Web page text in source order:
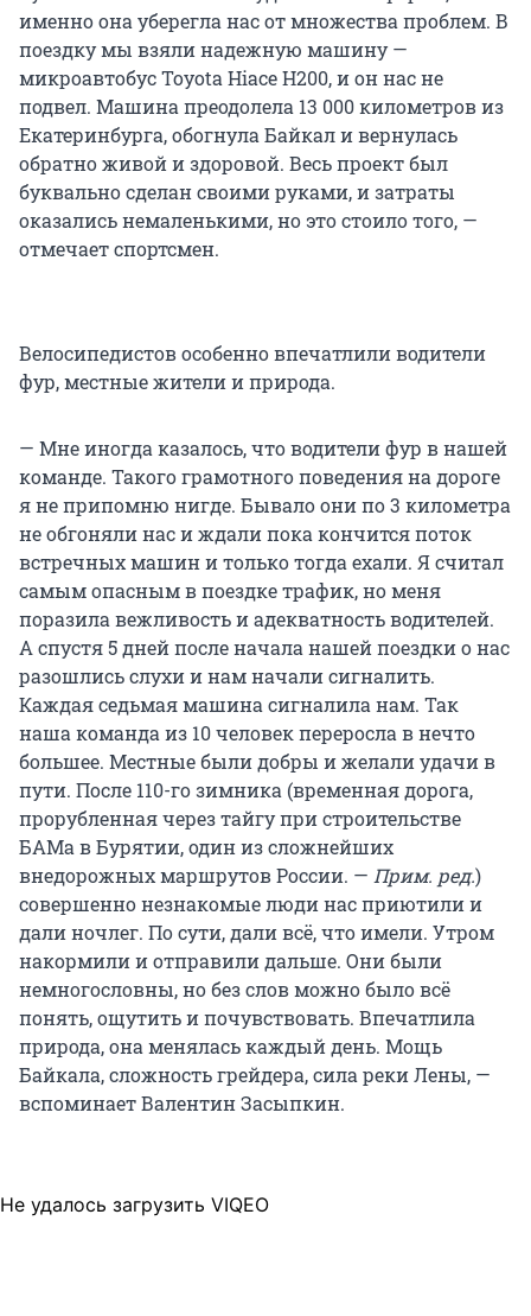
именно она уберегла нас от множества проблем. В
поездку мы взяли надежную машину —
микроавтобус Toyota Hiace H200, и он нас не
подвел. Машина преодолела 13 000 километров из
Екатеринбурга, обогнула Байкал и вернулась
обратно живой и здоровой. Весь проект был
буквально сделан своими руками, и затраты
оказались немаленькими, но это стоило того, —
отмечает спортсмен.
Велосипедистов особенно впечатлили водители
фур, местные жители и природа.
— Мне иногда казалось, что водители фур в нашей
команде. Такого грамотного поведения на дороге
я не припомню нигде. Бывало они по 3 километра
не обгоняли нас и ждали пока кончится поток
встречных машин и только тогда ехали. Я считал
самым опасным в поездке трафик, но меня
поразила вежливость и адекватность водителей.
А спустя 5 дней после начала нашей поездки о нас
разошлись слухи и нам начали сигналить.
Каждая седьмая машина сигналила нам. Так
наша команда из 10 человек переросла в нечто
большее. Местные были добры и желали удачи в
пути. После 110-го зимника (временная дорога,
прорубленная через тайгу при строительстве
БАМа в Бурятии, один из сложнейших
внедорожных маршрутов России. — Прим. ред.)
совершенно незнакомые люди нас приютили и
дали ночлег. По сути, дали всё, что имели. Утром
накормили и отправили дальше. Они были
немногословны, но без слов можно было всё
понять, ощутить и почувствовать. Впечатлила
природа, она менялась каждый день. Мощь
Байкала, сложность грейдера, сила реки Лены, —
вспоминает Валентин Засыпкин.
Не удалось загрузить VIQEO